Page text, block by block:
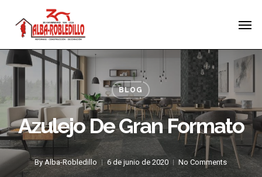
content
BLOG
Azulejo De Gran Formato
By Alba-Robledillo 6 de junio de 2020 No Comments